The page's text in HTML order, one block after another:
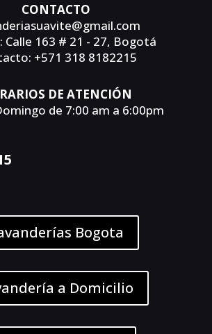
CONTACTO
Calle 163 # 21 - 27, Bogotá
+571 318 8182215
DE ATENCIÓN
de 7:00 am a 6:00pm
Bogota
a Domicilio